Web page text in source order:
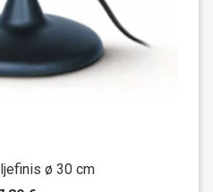
ø 30 cm